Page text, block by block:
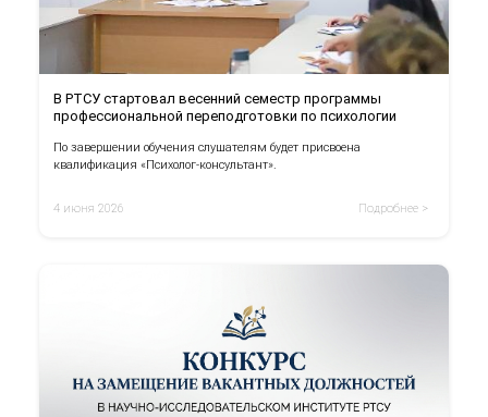
В РТСУ стартовал весенний семестр программы
профессиональной переподготовки по психологии
По завершении обучения слушателям будет присвоена
квалификация «Психолог-консультант».
4 июня 2026 Подробнее >